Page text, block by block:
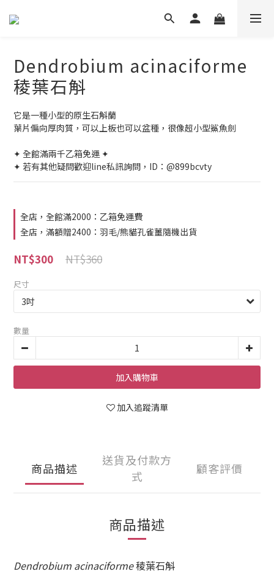
Dendrobium acinaciforme
稜葉石斛
它是一種小型的原生石斛蘭
葉片偏向厚肉質，可以上板也可以盆種，很像超小型鯊魚劍
✦ 全館滿兩千乙箱免運 ✦
✦ 若有其他疑問歡迎line私訊詢問，ID：@899bcvty
全店，全館滿2000：乙箱免運費
全店，滿額贈2400：羽毛/熊貓孔雀薑隨機出貨
NT$360
NT$300
尺寸
數量
加入購物車
加入追蹤清單
商品描述
送貨及付款方
式
顧客評價
商品描述
Dendrobium acinaciforme稜葉石斛